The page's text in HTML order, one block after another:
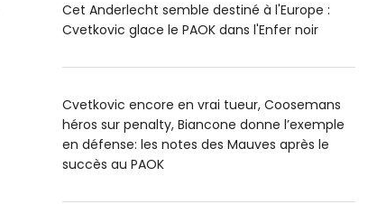
Cet Anderlecht semble destiné à l'Europe :
Cvetkovic glace le PAOK dans l'Enfer noir
Cvetkovic encore en vrai tueur, Coosemans
héros sur penalty, Biancone donne l’exemple
en défense: les notes des Mauves après le
succès au PAOK